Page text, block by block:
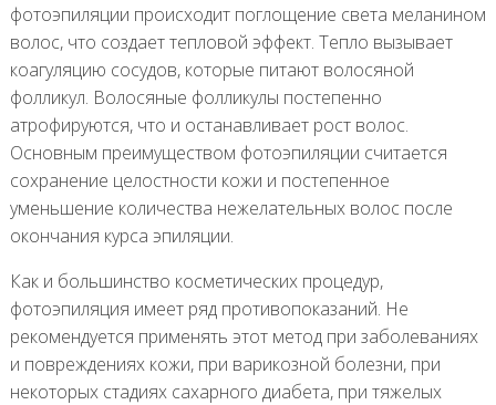
фотоэпиляции происходит поглощение света меланином
волос, что создает тепловой эффект. Тепло вызывает
коагуляцию сосудов, которые питают волосяной
фолликул. Волосяные фолликулы постепенно
атрофируются, что и останавливает рост волос.
Основным преимуществом фотоэпиляции считается
сохранение целостности кожи и постепенное
уменьшение количества нежелательных волос после
окончания курса эпиляции.
Как и большинство косметических процедур,
фотоэпиляция имеет ряд противопоказаний. Не
рекомендуется применять этот метод при заболеваниях
и повреждениях кожи, при варикозной болезни, при
некоторых стадиях сахарного диабета, при тяжелых